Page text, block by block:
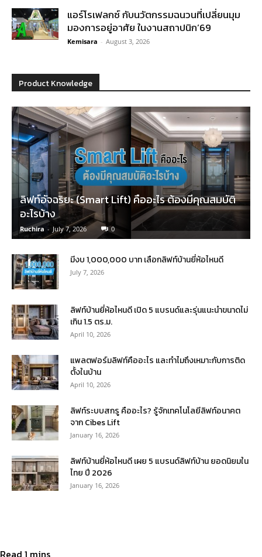
แอร์โรเฟลกซ์ กับนวัตกรรมฉนวนที่เปลี่ยนมุม
มองการอยู่อาศัย ในงานสถาปนิก’69
Kemisara - August 3, 2026
Product Knowledge
ลิฟท์อัจฉริยะ (Smart Lift) คืออะไร ต้องมีคุณสมบัติ
อะไรบ้าง
Ruchira - July 7, 2026 0
มีงบ 1,000,000 บาท เลือกลิฟท์บ้านยี่ห้อไหนดี
July 7, 2026
ลิฟท์บ้านยี่ห้อไหนดี เปิด 5 แบรนด์และรุ่นแนะนำขนาดไม่
เกิน 1.5 ตร.ม.
April 10, 2026
แพลตฟอร์มลิฟท์คืออะไร และทำไมถึงเหมาะกับการติด
ตั้งในบ้าน
April 10, 2026
ลิฟท์ระบบสกรู คืออะไร? รู้จักเทคโนโลยีลิฟท์อนาคต
จาก Cibes Lift
January 16, 2026
ลิฟท์บ้านยี่ห้อไหนดี เผย 5 แบรนด์ลิฟท์บ้าน ยอดนิยมใน
ไทย ปี 2026
January 16, 2026